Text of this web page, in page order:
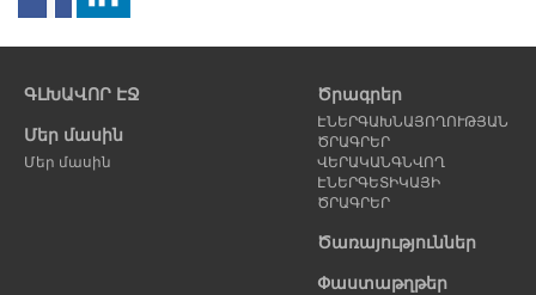
էջ
ԳԼԽԱՎՈՐ ԷՋ
Մեր մասին
Մեր մասին
Ծրագրեր
ԷՆԵՐԳԱԽՆԱՅՈՂՈՒԹՅԱՆ
ԾՐԱԳՐԵՐ
ՎԵՐԱԿԱՆԳՆՎՈՂ
ԷՆԵՐԳԵՏԻԿԱՅԻ
ԾՐԱԳՐԵՐ
Ծառայություններ
Փաստաթղթեր